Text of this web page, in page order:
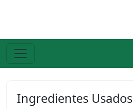
Ingredientes Usados